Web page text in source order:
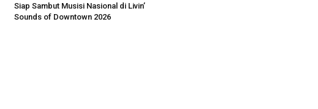
Siap Sambut Musisi Nasional di Livin’
Sounds of Downtown 2026